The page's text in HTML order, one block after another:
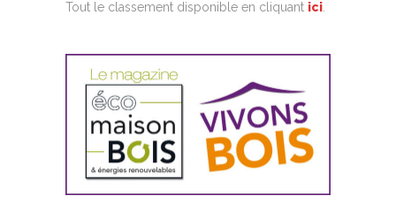
Tout le classement disponible en cliquant ici